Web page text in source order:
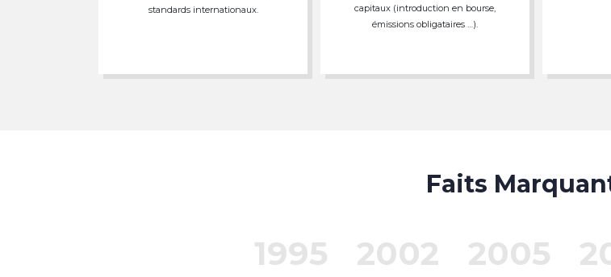
standards internationaux.
capitaux (introduction en bourse,
émissions obligataires …).
Faits
1995 2002 2005